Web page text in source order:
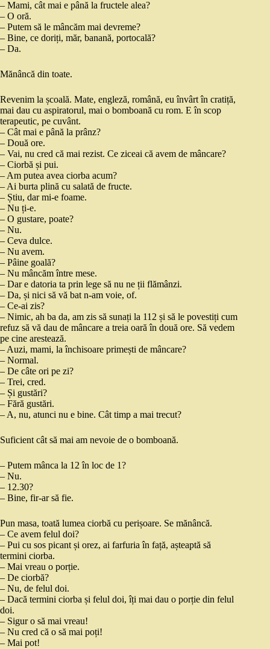
– Mami, cât mai e până la fructele alea?
– O oră.
– Putem să le mâncăm mai devreme?
– Bine, ce doriți, măr, banană, portocală?
– Da.
Mănâncă din toate.
Revenim la școală. Mate, engleză, română, eu învârt în cratiță,
mai dau cu aspiratorul, mai o bomboană cu rom. E în scop
terapeutic, pe cuvânt.
– Cât mai e până la prânz?
– Două ore.
– Vai, nu cred că mai rezist. Ce ziceai că avem de mâncare?
– Ciorbă și pui.
– Am putea avea ciorba acum?
– Ai burta plină cu salată de fructe.
– Știu, dar mi-e foame.
– Nu ți-e.
– O gustare, poate?
– Nu.
– Ceva dulce.
– Nu avem.
– Pâine goală?
– Nu mâncăm între mese.
– Dar e datoria ta prin lege să nu ne ții flămânzi.
– Da, și nici să vă bat n-am voie, of.
– Ce-ai zis?
– Nimic, ah ba da, am zis să sunați la 112 și să le povestiți cum
refuz să vă dau de mâncare a treia oară în două ore. Să vedem
pe cine arestează.
– Auzi, mami, la închisoare primești de mâncare?
– Normal.
– De câte ori pe zi?
– Trei, cred.
– Și gustări?
– Fără gustări.
– A, nu, atunci nu e bine. Cât timp a mai trecut?
Suficient cât să mai am nevoie de o bomboană.
– Putem mânca la 12 în loc de 1?
– Nu.
– 12.30?
– Bine, fir-ar să fie.
Pun masa, toată lumea ciorbă cu perișoare. Se mănâncă.
– Ce avem felul doi?
– Pui cu sos picant și orez, ai farfuria în față, așteaptă să
termini ciorba.
– Mai vreau o porție.
– De ciorbă?
– Nu, de felul doi.
– Dacă termini ciorba și felul doi, îți mai dau o porție din felul
doi.
– Sigur o să mai vreau!
– Nu cred că o să mai poți!
– Mai pot!